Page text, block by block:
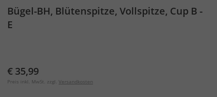
Bügel-BH, Blütenspitze, Vollspitze, Cup B -
E
€ 35,99
Preis inkl. MwSt. zzgl. Versandkosten